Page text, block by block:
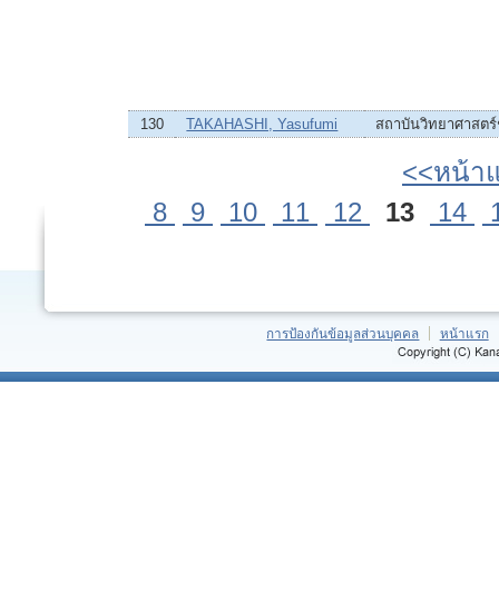
130 TAKAHASHI, Yasufumi สถาบันวิทยาศาสต
<<หน้า
8
9 10 11 12 13 14
การป้องกันข้อมูลส่วนบุคคล หน้าแรก